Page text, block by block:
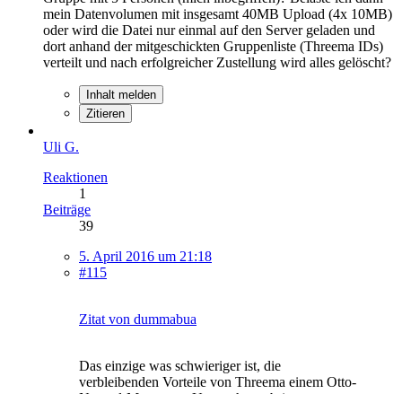
mein Datenvolumen mit insgesamt 40MB Upload (4x 10MB)
oder wird die Datei nur einmal auf den Server geladen und
dort anhand der mitgeschickten Gruppenliste (Threema IDs)
verteilt und nach erfolgreicher Zustellung wird alles gelöscht?
Inhalt melden
Zitieren
Uli G.
Reaktionen
1
Beiträge
39
5. April 2016 um 21:18
#115
Zitat von dummabua
Das einzige was schwieriger ist, die
verbleibenden Vorteile von Threema einem Otto-